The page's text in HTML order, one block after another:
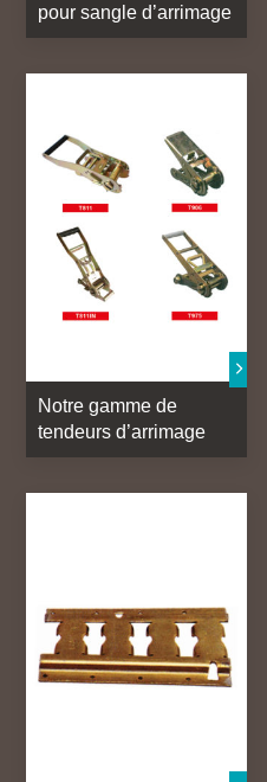
pour sangle d’arrimage
Notre gamme de
tendeurs d’arrimage